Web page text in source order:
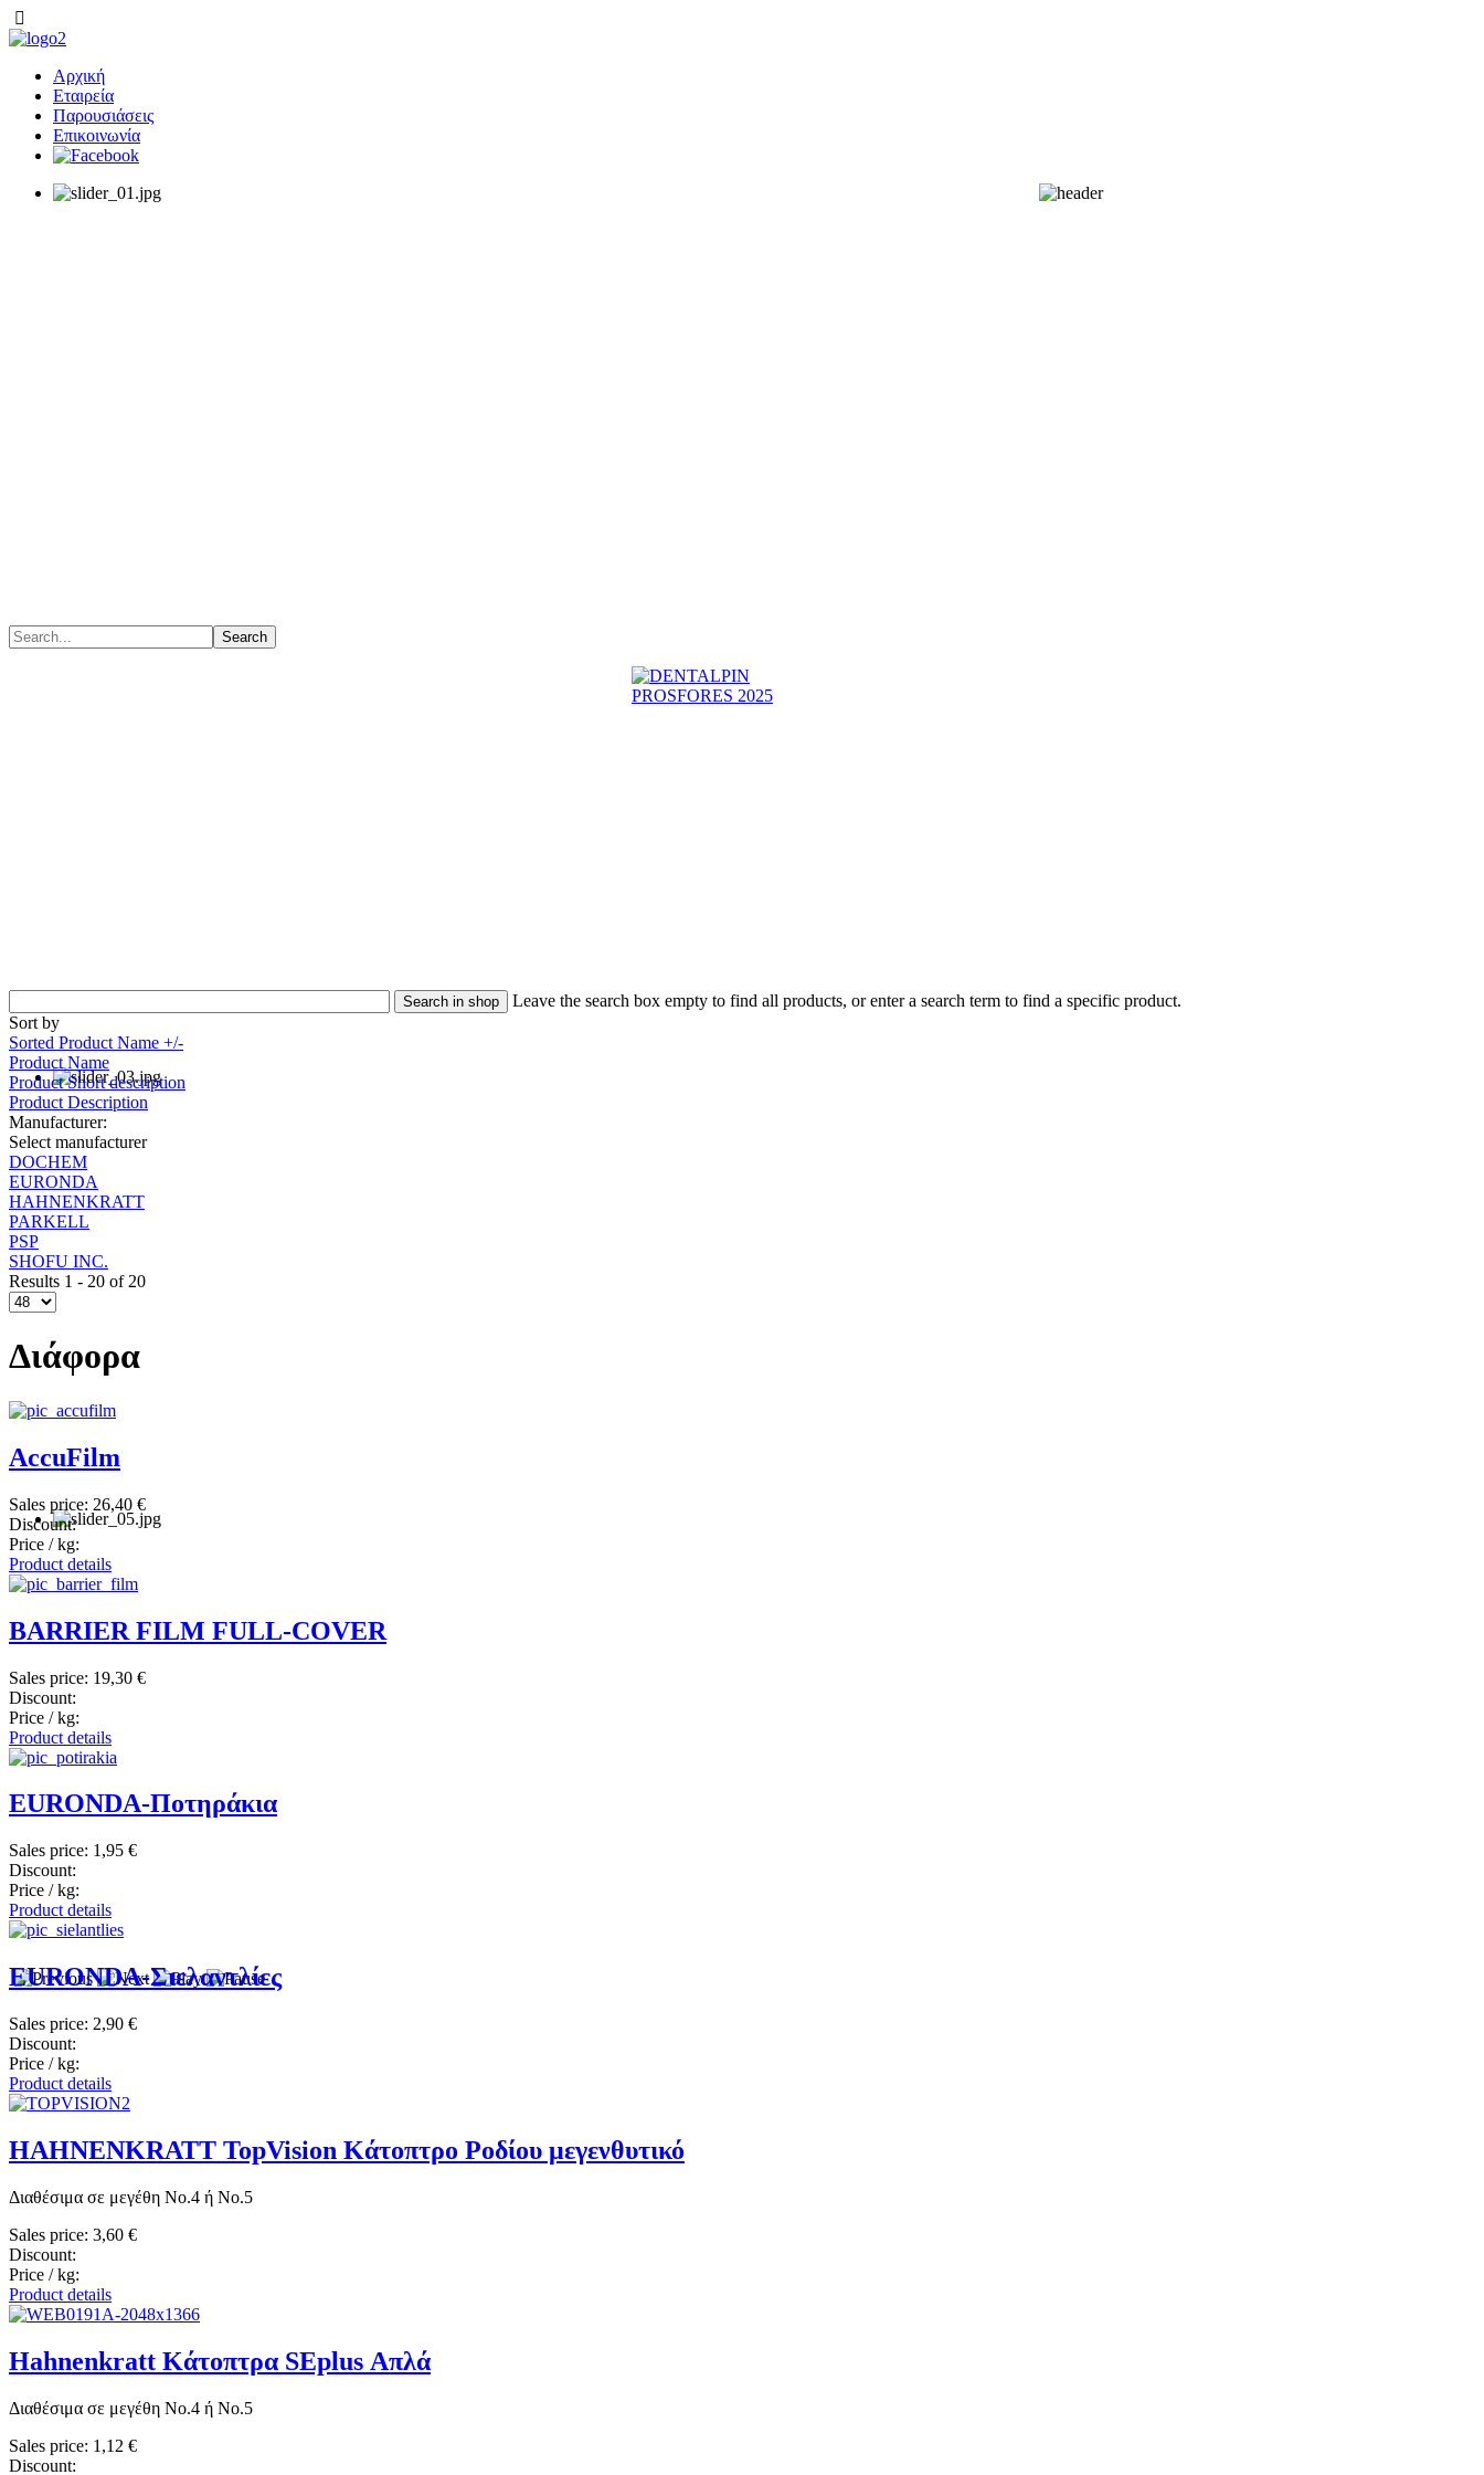
Αρχική
Εταιρεία
Παρουσιάσεις
Επικοινωνία
Leave the search box empty to find all products, or enter a search term to find a specific product.
Sort by
Sorted Product Name +/-
Product Name
Product Short description
Product Description
Manufacturer:
Select manufacturer
DOCHEM
EURONDA
HAHNENKRATT
PARKELL
PSP
SHOFU INC.
Results 1 - 20 of 20
Διάφορα
AccuFilm
Sales price: 26,40 €
Discount:
Price / kg:
Product details
BARRIER FILM FULL-COVER
Sales price: 19,30 €
Discount:
Price / kg:
Product details
EURONDA-Ποτηράκια
Sales price: 1,95 €
Discount:
Price / kg:
Product details
EURONDA-Σιελαντλίες
Sales price: 2,90 €
Discount:
Price / kg:
Product details
HAHNENKRATT TopVision Κάτοπτρο Ροδίου μεγενθυτικό
Διαθέσιμα σε μεγέθη Νο.4 ή Νο.5
Sales price: 3,60 €
Discount:
Price / kg:
Product details
Hahnenkratt Κάτοπτρα SEplus Απλά
Διαθέσιμα σε μεγέθη Νο.4 ή Νο.5
Sales price: 1,12 €
Discount: